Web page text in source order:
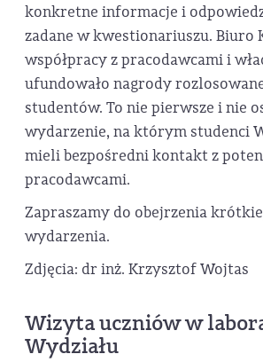
konkretne informacje i
zadane w kwestionariuszu. Biuro
współpracy z pracodawcami i
ufundowało nagrody
studentów. To nie pierwsze i nie
wydarzenie, na którym studenci
mieli bezpośredni kontakt z
pracodawcami.
Zapraszamy do obejrzenia
wydarzenia.
Zdjęcia: dr inż. Krzysztof Wojtas
Wizyta uczniów w
Wydziału